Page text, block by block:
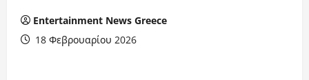
Entertainment News Greece
18 Φεβρουαρίου 2026